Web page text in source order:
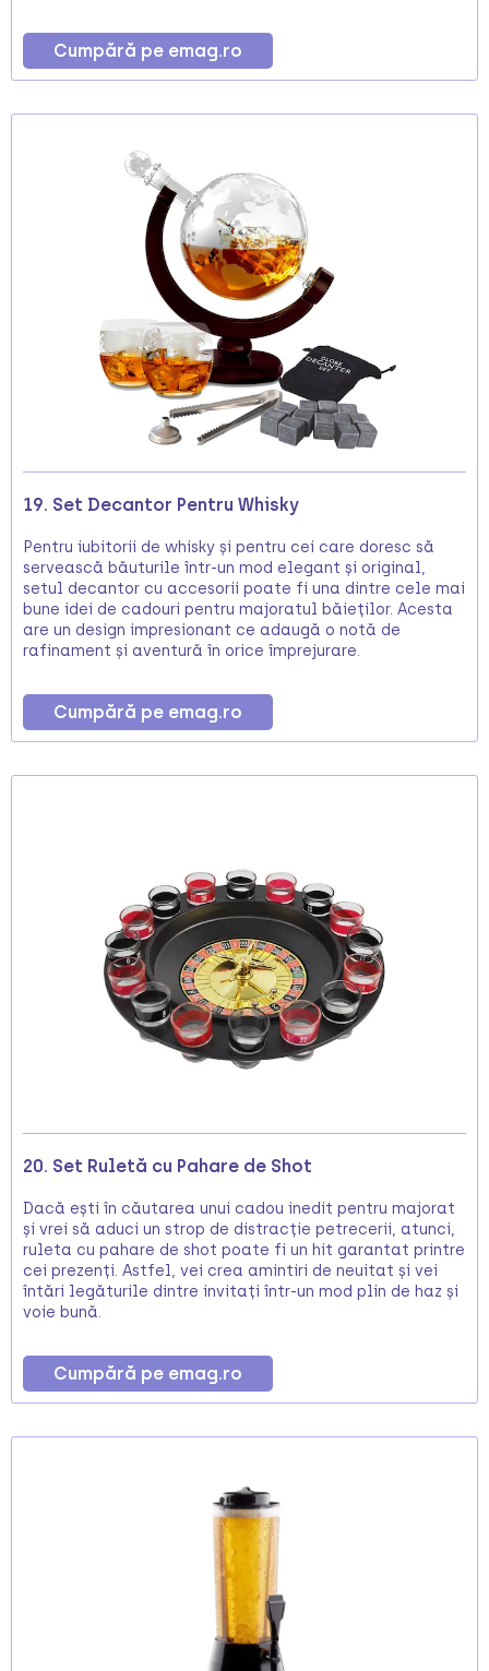
Cumpără pe emag.ro
19. Set Decantor Pentru Whisky
Pentru iubitorii de whisky și pentru cei care doresc să
servească băuturile într-un mod elegant și original,
setul decantor cu accesorii poate fi una dintre cele mai
bune idei de cadouri pentru majoratul băieților. Acesta
are un design impresionant ce adaugă o notă de
rafinament și aventură în orice împrejurare.
Cumpără pe emag.ro
20. Set Ruletă cu Pahare de Shot
Dacă ești în căutarea unui cadou inedit pentru majorat
și vrei să aduci un strop de distracție petrecerii, atunci,
ruleta cu pahare de shot poate fi un hit garantat printre
cei prezenți. Astfel, vei crea amintiri de neuitat și vei
întări legăturile dintre invitați într-un mod plin de haz și
voie bună.
Cumpără pe emag.ro